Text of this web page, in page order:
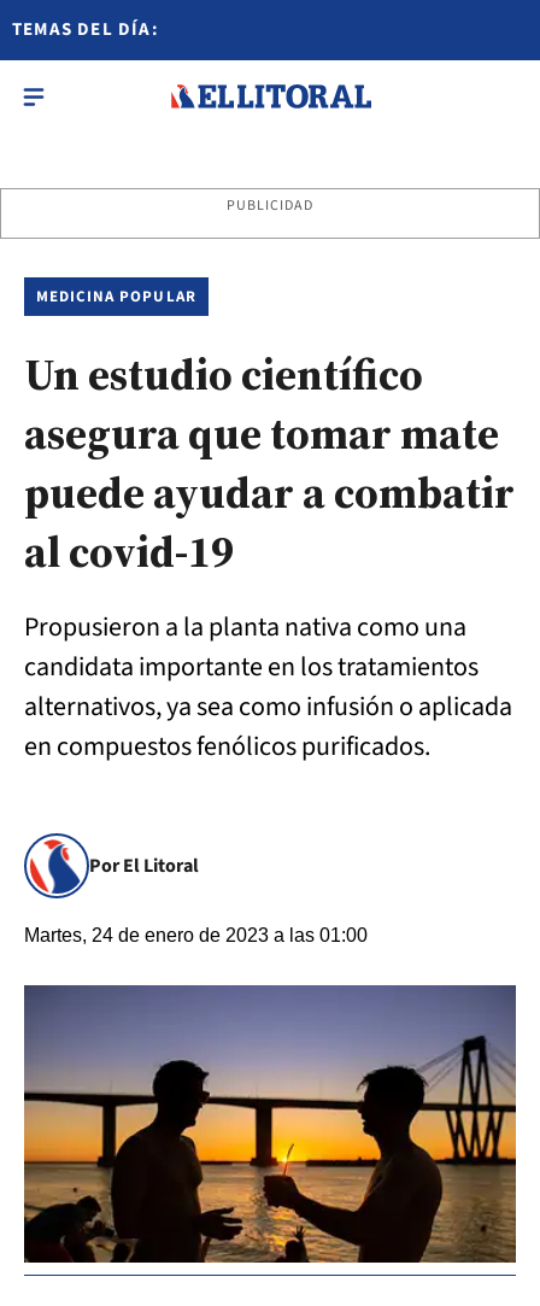
TEMAS DEL DÍA:
PUBLICIDAD
MEDICINA POPULAR
Un estudio científico
asegura que tomar mate
puede ayudar a combatir
al covid-19
Propusieron a la planta nativa como una
candidata importante en los tratamientos
alternativos, ya sea como infusión o aplicada
en compuestos fenólicos purificados.
Por El Litoral
Martes, 24 de enero de 2023 a las 01:00